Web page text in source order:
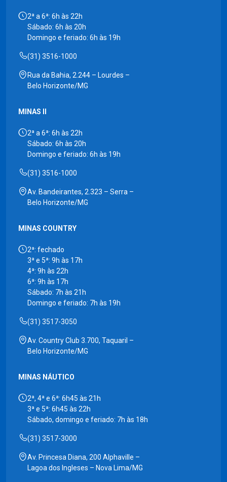
2ª a 6ª: 6h às 22h
Sábado: 6h às 20h
Domingo e feriado: 6h às 19h
(31) 3516-1000
Rua da Bahia, 2.244 – Lourdes –
Belo Horizonte/MG
MINAS II
2ª a 6ª: 6h às 22h
Sábado: 6h às 20h
Domingo e feriado: 6h às 19h
(31) 3516-1000
Av. Bandeirantes, 2.323 – Serra –
Belo Horizonte/MG
MINAS COUNTRY
2ª: fechado
3ª e 5ª: 9h às 17h
4ª: 9h às 22h
6ª: 9h às 17h
Sábado: 7h às 21h
Domingo e feriado: 7h às 19h
(31) 3517-3050
Av. Country Club 3.700, Taquaril –
Belo Horizonte/MG
MINAS NÁUTICO
2ª, 4ª e 6ª: 6h45 às 21h
3ª e 5ª: 6h45 às 22h
Sábado, domingo e feriado: 7h às 18h
(31) 3517-3000
Av. Princesa Diana, 200 Alphaville –
Lagoa dos Ingleses – Nova Lima/MG